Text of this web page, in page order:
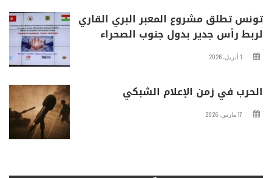
تونس تطلق مشروع المعبر البري القاري
لربط رأس جدير بدول جنوب الصحراء
1 أبريل، 2026
الحرب في زمن الإعلام الشبكي
17 مارس، 2026